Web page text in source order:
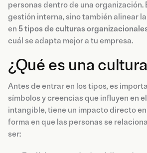
personas dentro de una
gestión interna, sino también alinear
en 5 tipos de culturas
cuál se adapta mejor a tu empresa.
¿Qué es una
Antes de entrar en los tipos, es
símbolos y creencias que influyen en
intangible, tiene un impacto directo
forma en que las personas se
ser: